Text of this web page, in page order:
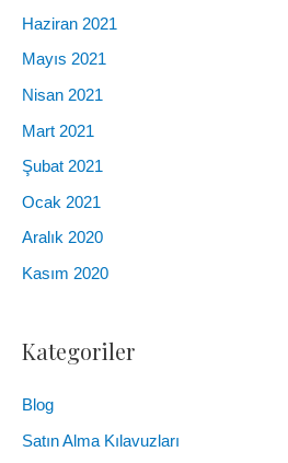
Haziran 2021
Mayıs 2021
Nisan 2021
Mart 2021
Şubat 2021
Ocak 2021
Aralık 2020
Kasım 2020
Kategoriler
Blog
Satın Alma Kılavuzları